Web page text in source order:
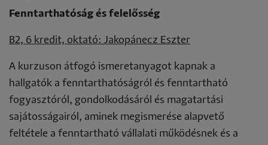
Fenntarthatóság és felelősség
B2, 6 kredit, oktató: Jakopánecz Eszter
A kurzuson átfogó ismeretanyagot kapnak a
hallgatók a fenntarthatóságról és fenntartható
fogyasztóról, gondolkodásáról és magatartási
sajátosságairól, aminek megismerése alapvető
feltétele a fenntartható vállalati működésnek és a